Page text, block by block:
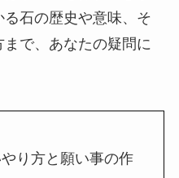
石の歴史や意味、そ
で、あなたの疑問に
り方と願い事の作